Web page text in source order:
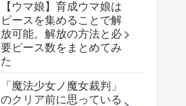
【ウマ娘】育成ウマ娘は
ピースを集めることで解
放可能。解放の方法と必
要ピース数をまとめてみ
た
「魔法少女ノ魔女裁判」
のクリア前に思っている